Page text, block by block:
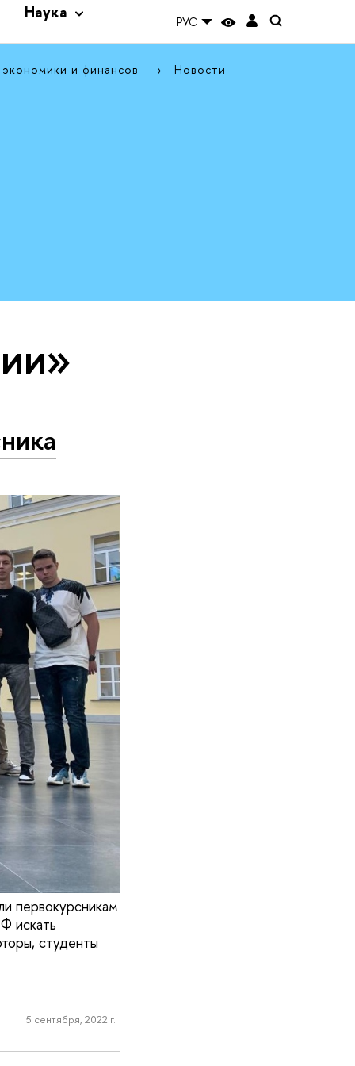
Наука РУС
и финансов Новости
первокурсникам
искать
студенты
5 сентября, 2022 г.